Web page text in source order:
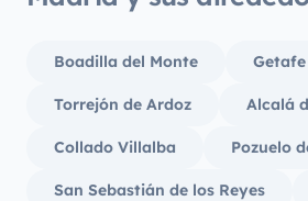
Boadilla del Monte Getafe
Torrejón de Ardoz Alcalá
Collado Villalba Pozuelo
San Sebastián de los Reyes